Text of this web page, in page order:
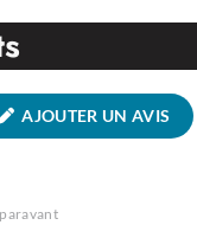
AJOUTER UN AVIS